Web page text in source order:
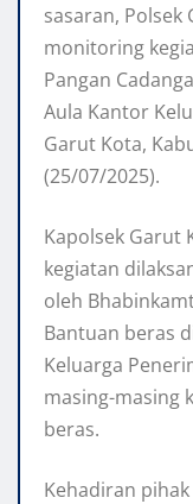
sasaran, Polsek
monitoring
Pangan
Aula Kantor
Garut Kota,
(25/07/2025).
Kapolsek Garut
kegiatan
oleh
Bantuan beras
Keluarga
masing-masing
beras.
Kehadiran